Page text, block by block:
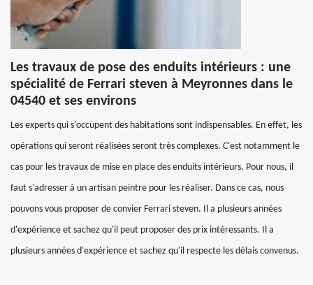
Les travaux de pose des enduits intérieurs : une
spécialité de Ferrari steven à Meyronnes dans le
04540 et ses environs
Les experts qui s'occupent des habitations sont indispensables. En effet, les
opérations qui seront réalisées seront très complexes. C'est notamment le
cas pour les travaux de mise en place des enduits intérieurs. Pour nous, il
faut s'adresser à un artisan peintre pour les réaliser. Dans ce cas, nous
pouvons vous proposer de convier Ferrari steven. Il a plusieurs années
d'expérience et sachez qu'il peut proposer des prix intéressants. Il a
plusieurs années d'expérience et sachez qu'il respecte les délais convenus.